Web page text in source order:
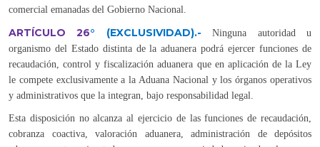
comercial emanadas del Gobierno Nacional.
ARTÍCULO 26° (EXCLUSIVIDAD).- Ninguna autoridad u
organismo del Estado distinta de la aduanera podrá ejercer funciones de
recaudación, control y fiscalización aduanera que en aplicación de la Ley
le compete exclusivamente a la Aduana Nacional y los órganos operativos
y administrativos que la integran, bajo responsabilidad legal.
Esta disposición no alcanza al ejercicio de las funciones de recaudación,
cobranza coactiva, valoración aduanera, administración de depósitos